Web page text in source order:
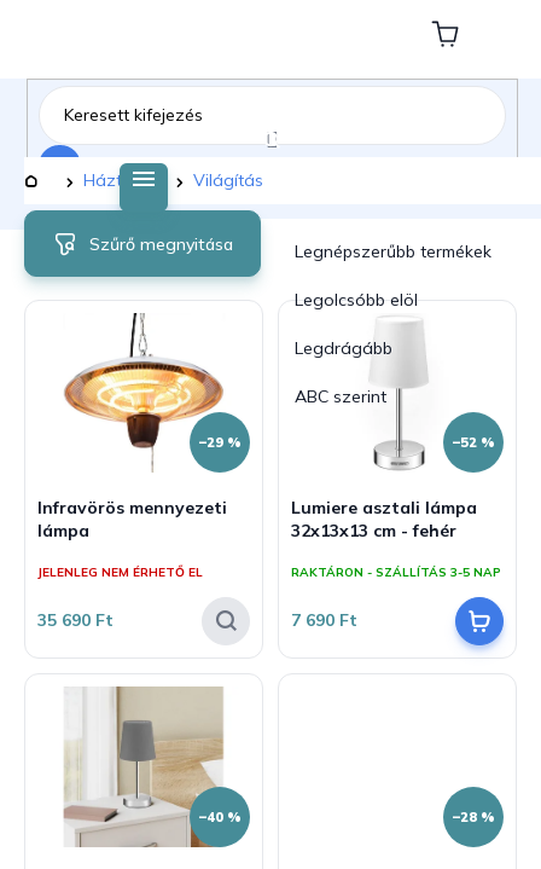
tartalomhoz
Kosár
Kezdőlap
Háztartás Világítás
m
d
e
z
s
e
Legnépszerűbb termékek
Legolcsóbb elöl
Legdrágább
ABC szerint
Szűrő megnyitása
T
r
m
–29 %
Infravörös mennyezeti
lámpa
JELENLEG NEM ÉRHETŐ EL
35 690 Ft
–52 %
Lumiere asztali lámpa
32x13x13 cm - fehér
RAKTÁRON - SZÁLLÍTÁS 3-5 NAP
7 690 Ft
–40 % –28 %